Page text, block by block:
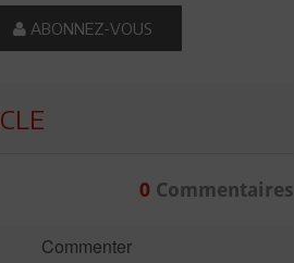
ABONNEZ-VOUS
0Commentaires
Commenter